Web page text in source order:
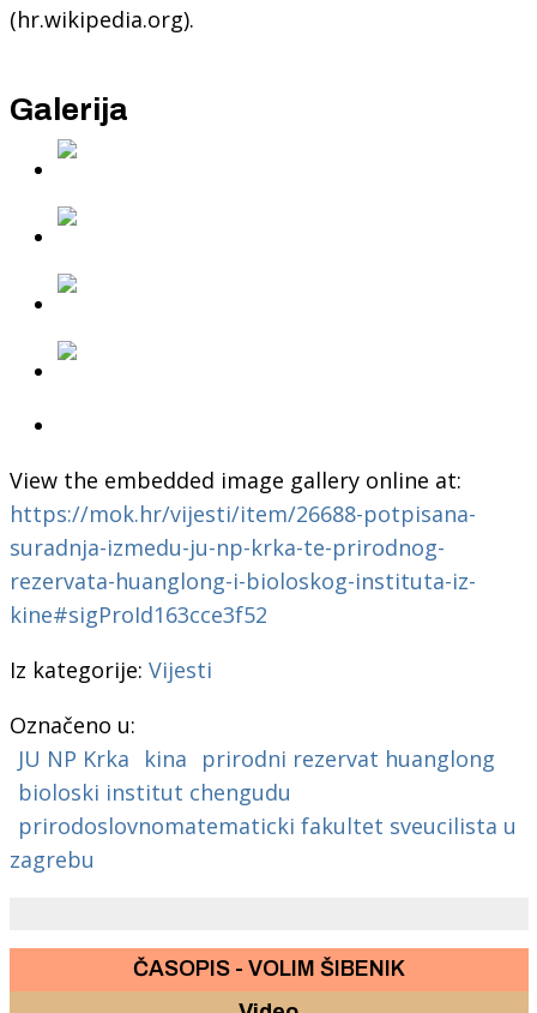
(hr.wikipedia.org).
Galerija
View the embedded image gallery online at:
https://mok.hr/vijesti/item/26688-potpisana-
suradnja-izmedu-ju-np-krka-te-prirodnog-
rezervata-huanglong-i-bioloskog-instituta-iz-
kine#sigProId163cce3f52
Iz kategorije: Vijesti
Označeno u:
JU NP Krka
kina
prirodni rezervat huanglong
bioloski institut chengudu
prirodoslovnomatematicki fakultet sveucilista u
zagrebu
ČASOPIS - VOLIM ŠIBENIK